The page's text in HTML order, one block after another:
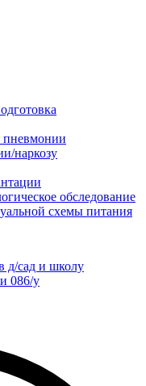
пневмонии
наркозу
обследование
схемы питания
д/сад и школу
086/у